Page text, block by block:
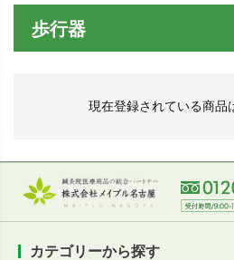
歩行器
現在登録されている商品
カテゴリーから探す